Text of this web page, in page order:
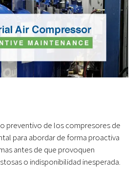
preventivo de los compresores de
para abordar de forma proactiva
antes de que provoquen
o indisponibilidad inesperada.